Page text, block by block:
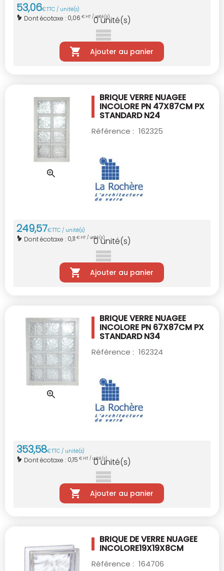
53,06€TTC / unité(s)
Dont écotaxe : 0,06 € HT / unité(s)
0 unité(s)
Ajouter au panier
BRIQUE VERRE NUAGEE
INCOLORE PN 47X87CM PX
STANDARD N24
Référence : 162325
249,57€TTC / unité(s)
Dont écotaxe : 0,11 € HT / unité(s)
0unité(s)
Ajouter au panier
BRIQUE VERRE NUAGEE
INCOLORE PN 67X87CM PX
STANDARD N34
Référence : 162324
353,58€TTC / unité(s)
Dont écotaxe : 0,15 € HT / unité(s)
0unité(s)
Ajouter au panier
BRIQUE DE VERRE NUAGEE
INCOLORE19X19X8CM
Référence : 164706